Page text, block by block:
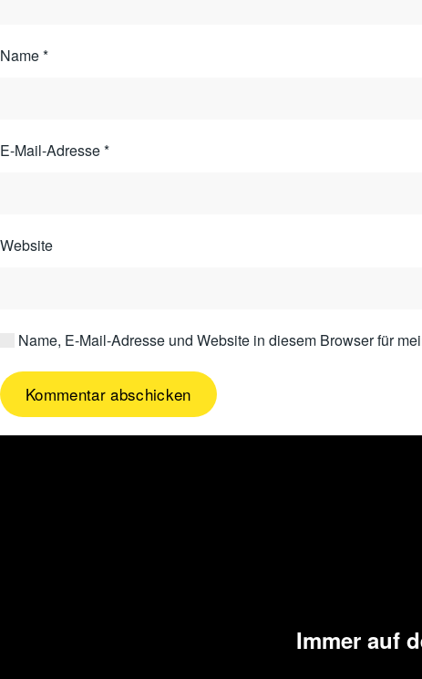
Name*
E-Mail-Adresse*
Website
Name, E-Mail-Adresse und Website in diesem Browser für
Kommentar abschicken
Immer auf